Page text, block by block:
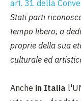
art. 31 della
Stati parti
tempo libero, a
proprie della sua
culturale ed
Anche in Italia